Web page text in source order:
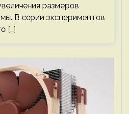
размеров
В серии экспериментов
[…]